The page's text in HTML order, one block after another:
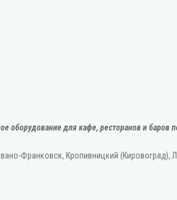
оборудование для кафе, ресторанов и баров
Франковск, Кропивницкий‎ (Кировоград),